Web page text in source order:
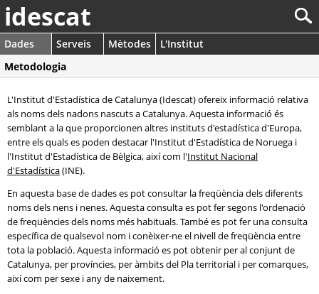
idescat
Dades Serveis Mètodes
L'Institut
Metodologia
L'Institut d'Estadística de Catalunya (Idescat) ofereix informació relativa
als noms dels nadons nascuts a Catalunya. Aquesta informació és
semblant a la que proporcionen altres instituts d'estadística d'Europa,
entre els quals es poden destacar l'Institut d'Estadística de Noruega i
l'Institut d'Estadística de Bèlgica, així com l'Institut Nacional
d'Estadística(INE).
En aquesta base de dades es pot consultar la freqüència dels diferents
noms dels nens i nenes. Aquesta consulta es pot fer segons l'ordenació
de freqüències dels noms més habituals. També es pot fer una consulta
específica de qualsevol nom i conèixer-ne el nivell de freqüència entre
tota la població. Aquesta informació es pot obtenir per al conjunt de
Catalunya, per províncies, per àmbits del Pla territorial i per comarques,
així com per sexe i any de naixement.